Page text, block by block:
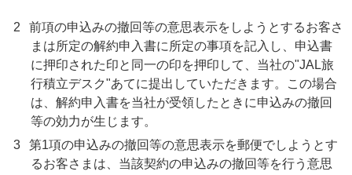
2
前項の申込みの撤回等の意思表示をしようとするお客さ
まは所定の解約申入書に所定の事項を記入し、申込書
に押印された印と同一の印を押印して、当社の"JAL旅
行積立デスク"あてに提出していただきます。この場合
は、解約申入書を当社が受領したときに申込みの撤回
等の効力が生じます。
3
第1項の申込みの撤回等の意思表示を郵便でしようとす
るお客さまは、当該契約の申込みの撤回等を行う意思